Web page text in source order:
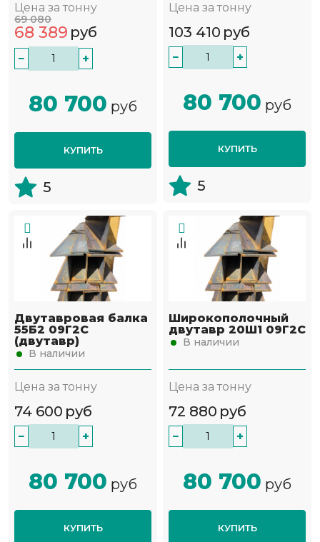
Цена за тонну
69 080
68 389 руб
− +
80 700 руб
КУПИТЬ
5
Цена за тонну
103 410 руб
− +
80 700 руб
КУПИТЬ
5
Двутавровая балка
55Б2 09Г2С
(двутавр)
В наличии
Цена за тонну
74 600 руб
− +
80 700 руб
КУПИТЬ
Широкополочный
двутавр 20Ш1 09Г2С
В наличии
Цена за тонну
72 880 руб
− +
80 700 руб
КУПИТЬ